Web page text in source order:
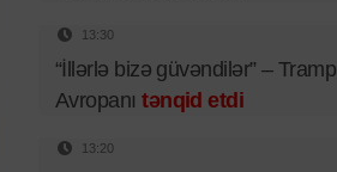
13:30
“İllərlə bizə güvəndilər” – Tramp
Avropanıtənqid etdi
13:20